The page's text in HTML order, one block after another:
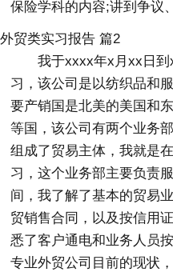
保险学科的内容;讲到争议
外贸类实习报告 篇2
我于xxxx年x月xx日
习，该公司是以纺织品和
要产销国是北美的美国和
等国，该公司有两个业务
组成了贸易主体，我就是
习，这个业务部主要负责
间，我了解了基本的贸易
贸销售合同，以及按信用
悉了客户通电和业务人员
专业外贸公司目前的现状